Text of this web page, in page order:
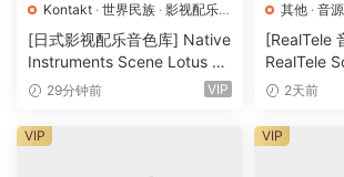
– Front panel control over the more
volume, envelopes, fx sends
– Split keyboard across the 4 banks
– Buttons to reveal further modulation
filters
Kontakt · 世界民族 · 影视配乐·
音源
[日式影视配乐音色库] Native
Instruments Scene Lotus v1.
1.2 [KONTAKT]（1.3GB）
29分钟前 VIP
其他 · 音源
[RealTele
RealTele
[WiN]（
2天前
VIP VIP